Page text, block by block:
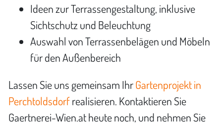
Ideen zur Terrassengestaltung, inklusive
Sichtschutz und Beleuchtung
Auswahl von Terrassenbelägen und Möbeln
für den Außenbereich
Lassen Sie uns gemeinsam IhrGartenprojekt in
Perchtoldsdorfrealisieren. Kontaktieren Sie
Gaertnerei-Wien.at heute noch, und nehmen Sie